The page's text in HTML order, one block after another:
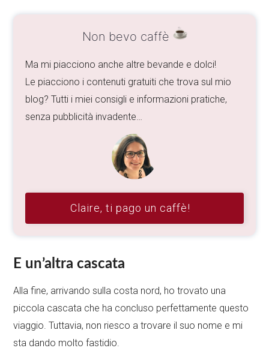
Non bevo caffè
Ma mi piacciono anche altre bevande e dolci!
Le piacciono i contenuti gratuiti che trova sul mio
blog? Tutti i miei consigli e informazioni pratiche,
senza pubblicità invadente…
Claire, ti pago un caffè!
E un’altra cascata
Alla fine, arrivando sulla costa nord, ho trovato una
piccola cascata che ha concluso perfettamente questo
viaggio. Tuttavia, non riesco a trovare il suo nome e mi
sta dando molto fastidio.